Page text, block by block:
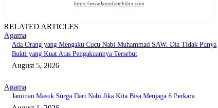
https://www.kanalsembilan.com
RELATED ARTICLES
Agama
Ada Orang yang Mengaku Cucu Nabi Muhammad SAW. Dia Tidak Punya
Bukti yang Kuat Atas Pengakuannya Tersebut
August 5, 2026
Agama
Jaminan Masuk Surga Dari Nabi Jika Kita Bisa Menjaga 6 Perkara